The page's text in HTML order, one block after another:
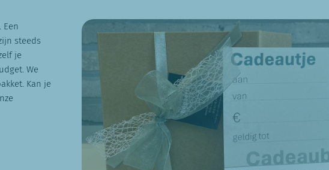
Een
steeds
je
We
Kan je